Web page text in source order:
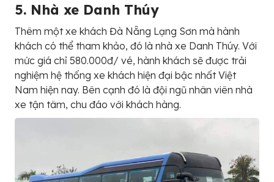
5. Nhà xe Danh Thúy
Thêm một xe khách Đà Nẵng Lạng Sơn mà hành
khách có thể tham khảo, đó là nhà xe Danh Thúy. Với
mức giá chỉ 580.000đ/ vé, hành khách sẽ được trải
nghiệm hệ thống xe khách hiện đại bậc nhất Việt
Nam hiện nay. Bên cạnh đó là đội ngũ nhân viên nhà
xe tận tâm, chu đáo với khách hàng.